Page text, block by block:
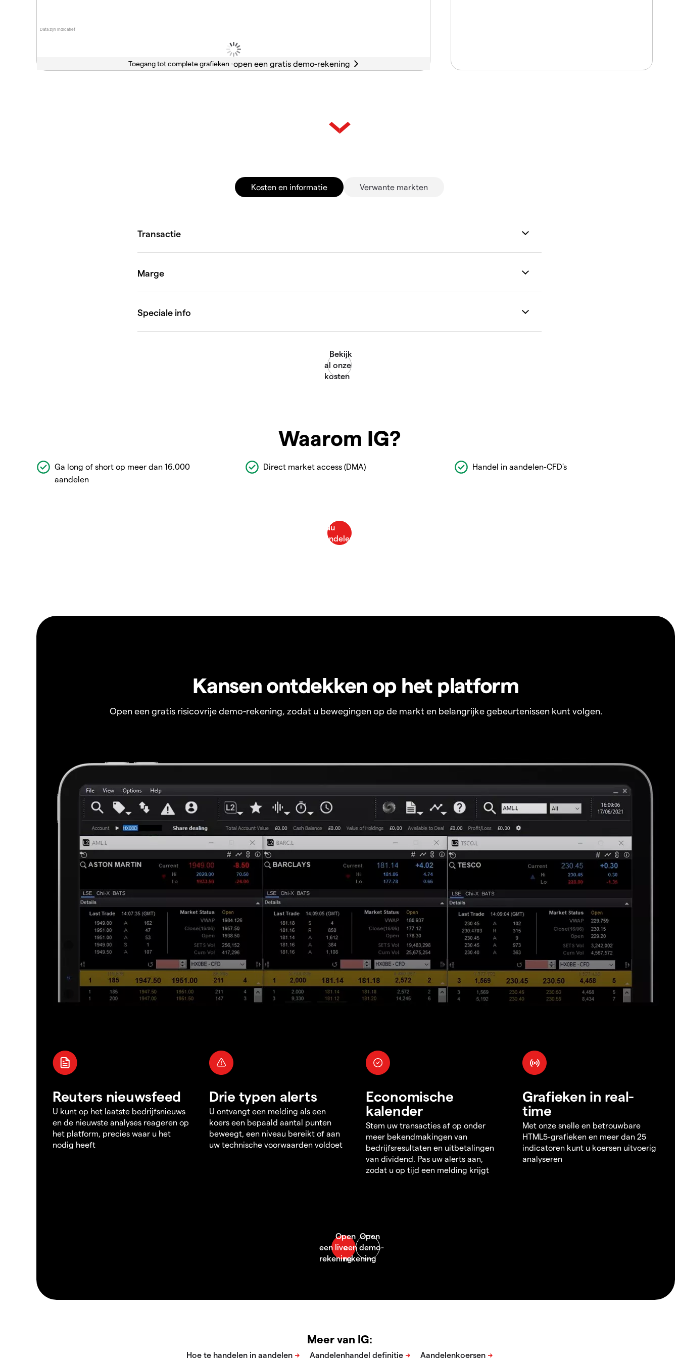
Data zijn indicatief
Toegang tot complete grafieken -
Kosten en informatie Verwante markten
Waarom IG?
Ga long of short op meer dan 16.000
aandelen
Direct market access (DMA) Handel in aandelen-CFD's
Kansen ontdekken op het platform
Open een gratis risicovrije demo-rekening, zodat u bewegingen op de markt en belangrijke gebeurtenissen kunt volgen.
Reuters nieuwsfeed
U kunt op het laatste bedrijfsnieuws
en de nieuwste analyses reageren op
het platform, precies waar u het
nodig heeft
Drie typen alerts
U ontvangt een melding als een
koers een bepaald aantal punten
beweegt, een niveau bereikt of aan
uw technische voorwaarden voldoet
Economische
kalender
Stem uw transacties af op onder
meer bekendmakingen van
bedrijfsresultaten en uitbetalingen
van dividend. Pas uw alerts aan,
zodat u op tijd een melding krijgt
Grafieken in real-
time
Met onze snelle en betrouwbare
HTML5-grafieken en meer dan 25
indicatoren kunt u koersen uitvoerig
analyseren
Meer van IG: